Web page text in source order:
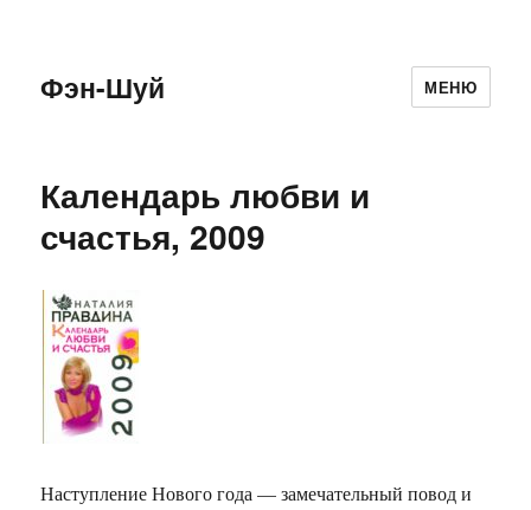
Фэн-Шуй МЕНЮ
Календарь любви и
счастья, 2009
Наступление Нового года — замечательный повод и